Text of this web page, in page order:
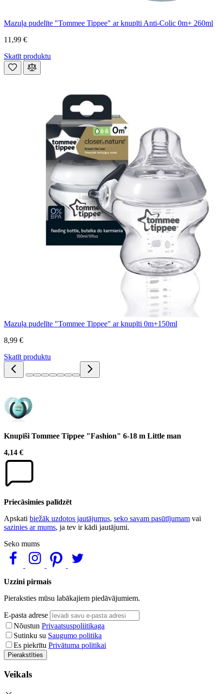
Mazuļa pudelīte "Tommee Tippee" ar knupīti Anti-Colic 0m+ 260ml
11,99 €
Skatīt produktu
Mazuļa pudelīte "Tommee Tippee" ar knupīti 0m+150ml
8,99 €
Skatīt produktu
Knupīši Tommee Tippee "Fashion" 6-18 m Little man
4,14 €
Priecāsimies palīdzēt
Apskati biežāk uzdotos jautājumus, seko savam pasūtījumam vai
sazinies ar mums, ja tev ir kādi jautājumi.
Seko mums
Uzzini pirmais
Pieraksties mūsu labākajiem piedāvājumiem.
E-pasta adrese
Nõustun Privaatsuspoliitikaga
Sutinku su Saugumo politika
Es piekrītu Privātuma politikai
Pierakstīties
Veikals